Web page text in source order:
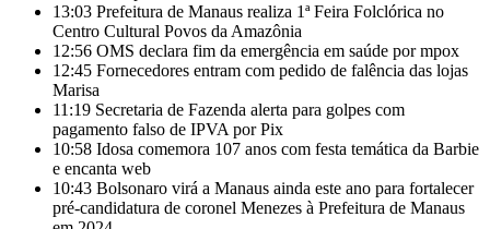
13:03 Prefeitura de Manaus realiza 1ª Feira Folclórica no
Centro Cultural Povos da Amazônia
12:56 OMS declara fim da emergência em saúde por mpox
12:45 Fornecedores entram com pedido de falência das lojas
Marisa
11:19 Secretaria de Fazenda alerta para golpes com
pagamento falso de IPVA por Pix
10:58 Idosa comemora 107 anos com festa temática da Barbie
e encanta web
10:43 Bolsonaro virá a Manaus ainda este ano para fortalecer
pré-candidatura de coronel Menezes à Prefeitura de Manaus